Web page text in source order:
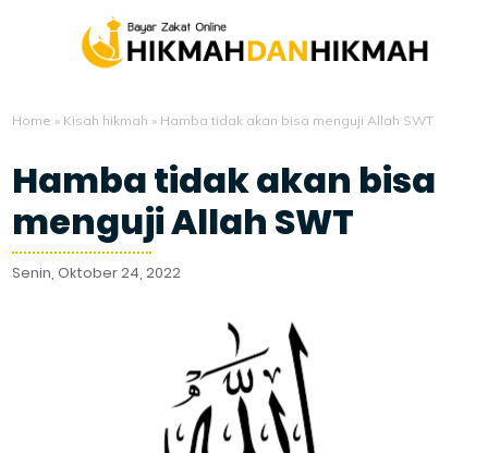
Home » Kisah hikmah » Hamba tidak akan bisa menguji Allah SWT
Hamba tidak akan bisa
menguji Allah SWT
Senin, Oktober 24, 2022